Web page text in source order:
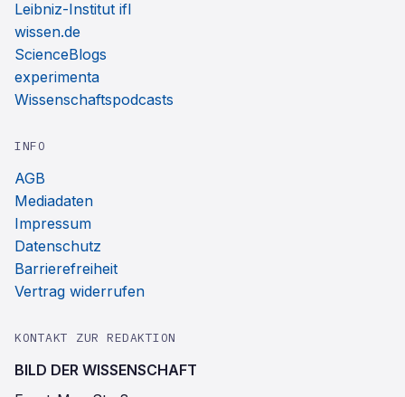
Leibniz-Institut ifl
wissen.de
ScienceBlogs
experimenta
Wissenschaftspodcasts
INFO
AGB
Mediadaten
Impressum
Datenschutz
Barrierefreiheit
Vertrag widerrufen
KONTAKT ZUR REDAKTION
BILD DER WISSENSCHAFT